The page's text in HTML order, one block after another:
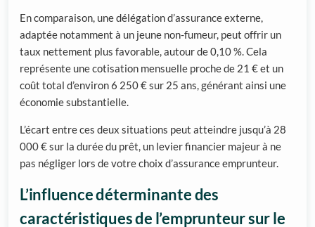
En comparaison, une délégation d’assurance externe,
adaptée notamment à un jeune non-fumeur, peut offrir un
taux nettement plus favorable, autour de 0,10 %. Cela
représente une cotisation mensuelle proche de 21 € et un
coût total d’environ 6 250 € sur 25 ans, générant ainsi une
économie substantielle.
L’écart entre ces deux situations peut atteindre jusqu’à 28
000 € sur la durée du prêt, un levier financier majeur à ne
pas négliger lors de votre choix d’assurance emprunteur.
L’influence déterminante des
caractéristiques de l’emprunteur sur le